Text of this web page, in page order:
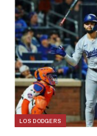
LOS DODGERS